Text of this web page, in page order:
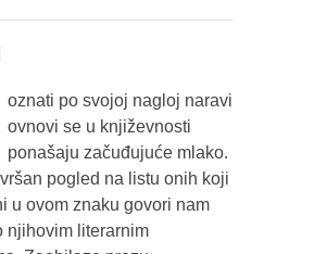
oznati po svojoj nagloj naravi
ovnovi se u književnosti
ponašaju začuđujuće mlako.
pogled na listu onih koji
u ovom znaku govori nam
njihovim literarnim